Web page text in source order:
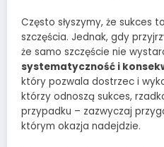
Często słyszymy, że sukces
szczęścia. Jednak, gdy
że samo szczęście nie
systematyczność i
który pozwala dostrzec i
którzy odnoszą sukces,
przypadku – zazwyczaj
którym okazja nadejdzie.